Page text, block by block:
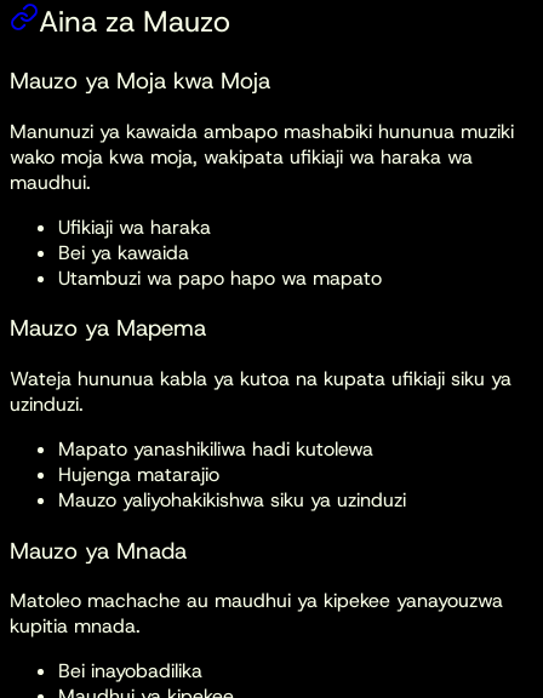
Aina za Mauzo
Mauzo ya Moja kwa Moja
Manunuzi ya kawaida ambapo mashabiki hununua muziki
wako moja kwa moja, wakipata ufikiaji wa haraka wa
maudhui.
Ufikiaji wa haraka
Bei ya kawaida
Utambuzi wa papo hapo wa mapato
Mauzo ya Mapema
Wateja hununua kabla ya kutoa na kupata ufikiaji siku ya
uzinduzi.
Mapato yanashikiliwa hadi kutolewa
Hujenga matarajio
Mauzo yaliyohakikishwa siku ya uzinduzi
Mauzo ya Mnada
Matoleo machache au maudhui ya kipekee yanayouzwa
kupitia mnada.
Bei inayobadilika